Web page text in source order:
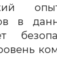
в